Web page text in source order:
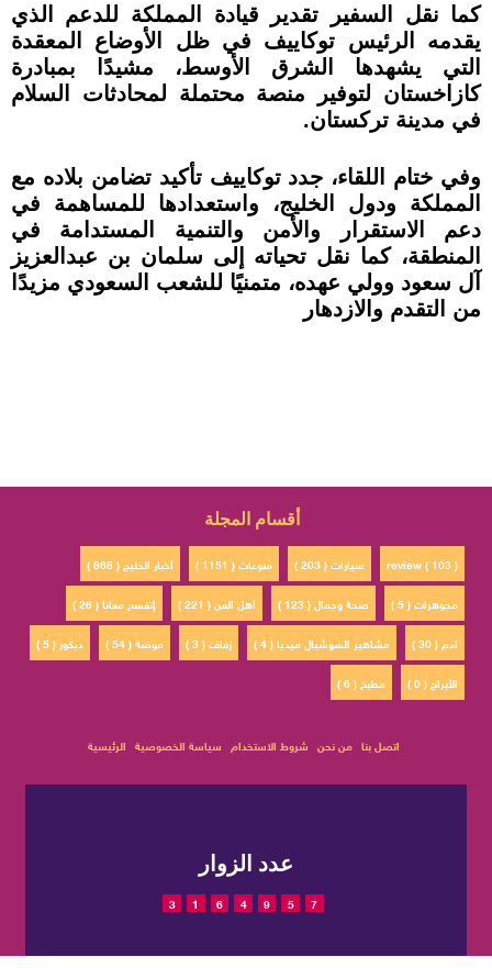
كما نقل السفير تقدير قيادة المملكة للدعم الذي
يقدمه الرئيس توكاييف في ظل الأوضاع المعقدة
التي يشهدها الشرق الأوسط، مشيدًا بمبادرة
كازاخستان لتوفير منصة محتملة لمحادثات السلام
في مدينة تركستان.
وفي ختام اللقاء، جدد توكاييف تأكيد تضامن بلاده مع
المملكة ودول الخليج، واستعدادها للمساهمة في
دعم الاستقرار والأمن والتنمية المستدامة في
المنطقة، كما نقل تحياته إلى سلمان بن عبدالعزيز
آل سعود وولي عهده، متمنيًا للشعب السعودي مزيدًا
من التقدم والازدهار
أقسام المجلة
أخبار الخليج ( 868 ) منوعات ( 1151 ) سيارات ( 203 )
review ( 103 )
إتفسح معانا ( 26 )
أهل الفن ( 221 ) صحة وجمال ( 123 )
مجوهرات ( 5 )
ديكور ( 5 )
موضة ( 54 ) زفاف ( 3 ) مشاهير السوشيال ميديا ( 4 )
ادم ( 30 )
مطبخ ( 6 )
الأبراج ( 0 )
الرئيسية سياسة الخصوصية شروط الاستخدام من نحن اتصل بنا
عدد الزوار
3 1 6 4 9 5 7